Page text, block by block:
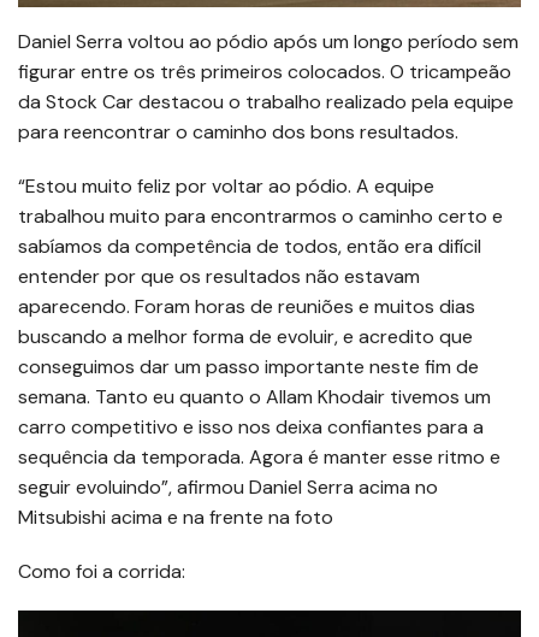
Daniel Serra voltou ao pódio após um longo período sem
figurar entre os três primeiros colocados. O tricampeão
da Stock Car destacou o trabalho realizado pela equipe
para reencontrar o caminho dos bons resultados.
“Estou muito feliz por voltar ao pódio. A equipe
trabalhou muito para encontrarmos o caminho certo e
sabíamos da competência de todos, então era difícil
entender por que os resultados não estavam
aparecendo. Foram horas de reuniões e muitos dias
buscando a melhor forma de evoluir, e acredito que
conseguimos dar um passo importante neste fim de
semana. Tanto eu quanto o Allam Khodair tivemos um
carro competitivo e isso nos deixa confiantes para a
sequência da temporada. Agora é manter esse ritmo e
seguir evoluindo”, afirmou Daniel Serra acima no
Mitsubishi acima e na frente na foto
Como foi a corrida: